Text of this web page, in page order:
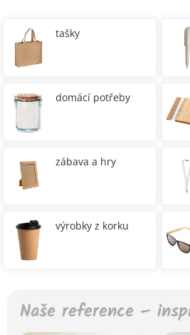
tašky
domácí potřeby
zábava a hry
výrobky z korku
Naše reference –